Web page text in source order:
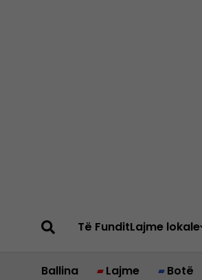
Të FunditLajme lokale
Ballina Lajme Botë